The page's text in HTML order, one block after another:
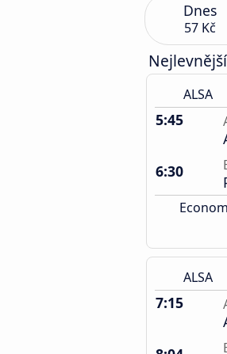
Dnes
57 Kč
ALSA
5:45
6:30
ALSA
7:15